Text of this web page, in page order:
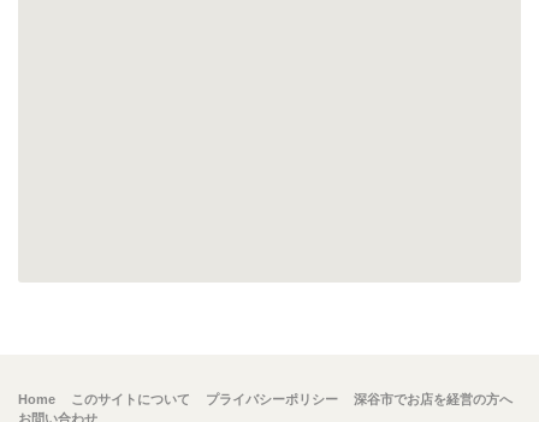
Home このサイトについて プライバシーポリシー
深谷市でお店を経営の方へ
お問い合わせ